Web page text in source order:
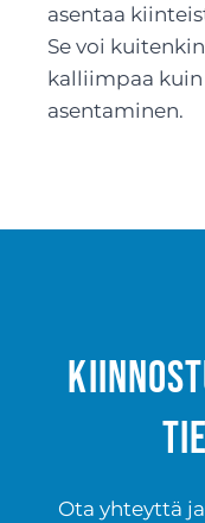
asentaa
Se voi
kalliimpaa
asentaminen.
Ota yhteyttä